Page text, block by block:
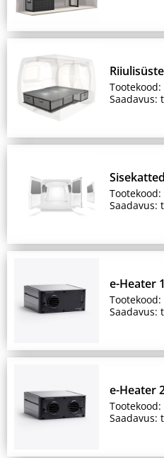
Tootekood:
Saadavus:
Tootekood:
Saadavus:
e-Heater
Saadavus:
e-Heater
Saadavus: